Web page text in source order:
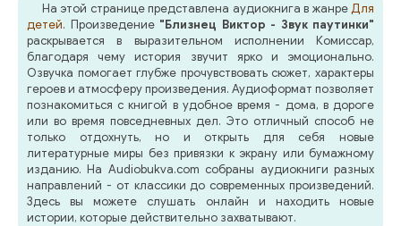
На этой странице представлена аудиокнига в жанреДля
детей. Произведение "Близнец Виктор - Звук паутинки"
раскрывается в выразительном исполнении Комиссар,
благодаря чему история звучит ярко и эмоционально.
Озвучка помогает глубже прочувствовать сюжет, характеры
героев и атмосферу произведения. Аудиоформат позволяет
познакомиться с книгой в удобное время - дома, в дороге
или во время повседневных дел. Это отличный способ не
только отдохнуть, но и открыть для себя новые
литературные миры без привязки к экрану или бумажному
изданию. На Audiobukva.com собраны аудиокниги разных
направлений - от классики до современных произведений.
Здесь вы можете слушать онлайн и находить новые
истории, которые действительно захватывают.